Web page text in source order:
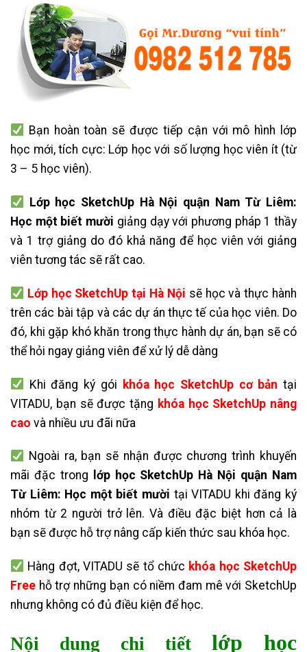
Bạn hoàn toàn sẽ được tiếp cận với mô hình lớp
học mới, tích cực: Lớp học với số lượng học viên ít (từ
3 – 5 học viên).
Lớp học SketchUp Hà Nội quận Nam Từ Liêm:
Học một biết mười giảng dạy với phương pháp 1 thầy
và 1 trợ giảng do đó khả năng để học viên với giảng
viên tương tác sẽ rất cao.
Lớp học SketchUp tại Hà Nội sẽ học và thực hành
trên các bài tập và các dự án thực tế của học viên. Do
đó, khi gặp khó khăn trong thực hành dự án, bạn sẽ có
thể hỏi ngay giảng viên để xử lý dễ dàng
Khi đăng ký gói khóa học SketchUp cơ bản tại
VITADU, bạn sẽ được tặng khóa học SketchUp nâng
cao và nhiều ưu đãi nữa
Ngoài ra, bạn sẽ nhận được chương trình khuyến
mãi đặc trong
lớp học SketchUp Hà Nội quận Nam
Từ Liêm: Học một biết mười tại VITADU khi đăng ký
nhóm từ 2 người trở lên. Và điều đặc biệt hơn cả là
bạn sẽ được hỗ trợ nâng cấp kiến thức sau khóa học.
Hàng đợt, VITADU sẽ tổ chức khóa học SketchUp
Free hỗ trợ những bạn có niềm đam mê với SketchUp
nhưng không có đủ điều kiện để học.
Nội dung chi tiết lớp học